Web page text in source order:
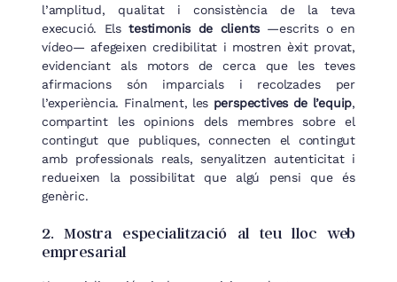
l’amplitud, qualitat i consistència de la teva
execució. Elstestimonis de clients—escrits o en
vídeo— afegeixen credibilitat i mostren èxit provat,
evidenciant als motors de cerca que les teves
afirmacions són imparcials i recolzades per
l’experiència. Finalment, les perspectives de l’equip,
compartint les opinions dels membres sobre el
contingut que publiques, connecten el contingut
amb professionals reals, senyalitzen autenticitat i
redueixen la possibilitat que algú pensi que és
genèric.
2. Mostra especialització al teu lloc web
empresarial